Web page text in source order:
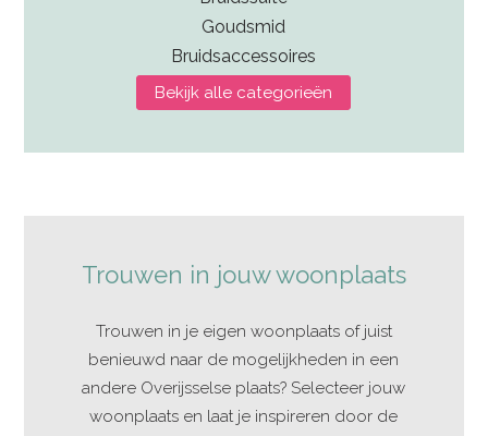
Goudsmid
Bruidsaccessoires
Bekijk alle categorieën
Trouwen in jouw woonplaats
Trouwen in je eigen woonplaats of juist
benieuwd naar de mogelijkheden in een
andere Overijsselse plaats? Selecteer jouw
woonplaats en laat je inspireren door de